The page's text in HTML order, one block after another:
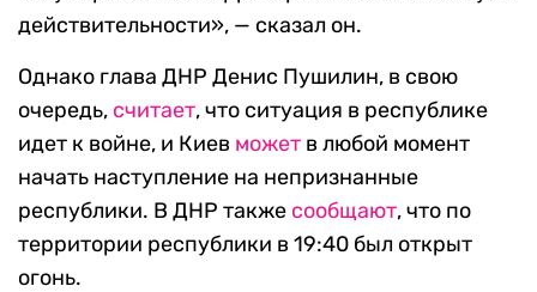
действительности», — сказал он.
Однако глава ДНР Денис Пушилин, в свою
очередь, считает, что ситуация в республике
идет к войне, и Киев может в любой момент
начать наступление на непризнанные
республики. В ДНР также сообщают, что по
территории республики в 19:40 был открыт
огонь.